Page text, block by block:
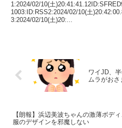
1:2024/02/10(土
1003:ID:RSS2:2024/02/10(土
3:2024/02/10(土)20:...
ワイJD、
ムラがおさ
【朗報】浜辺美波ちゃんの激薄ボディ
服のデザインを邪魔しない